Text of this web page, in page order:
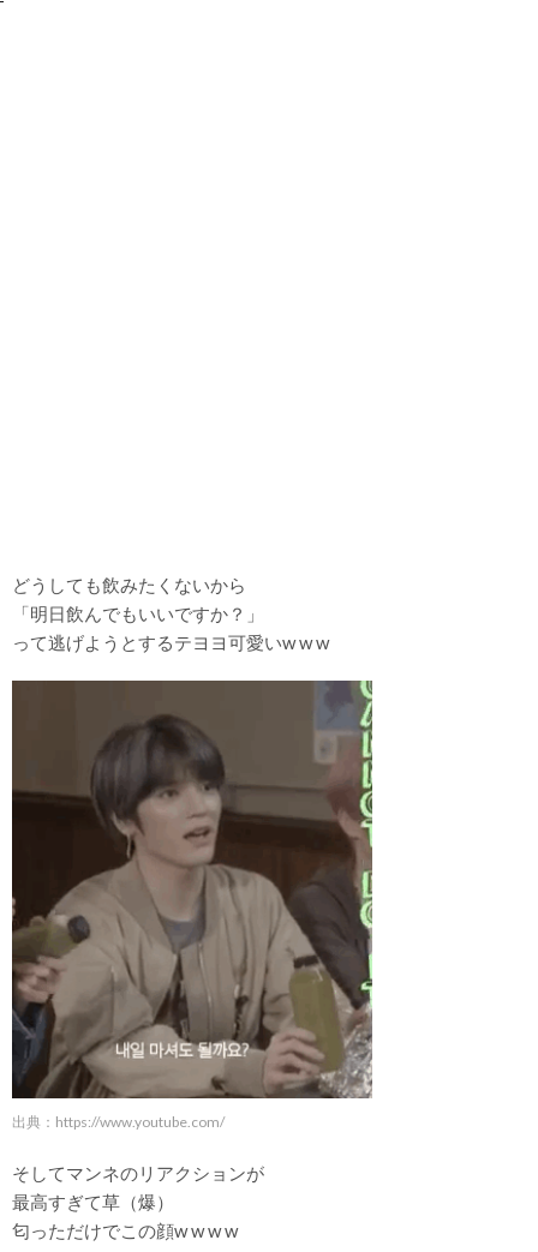
どうしても飲みたくないから
「明日飲んでもいいですか？」
って逃げようとするテヨヨ可愛いw w w
出典：https://www.youtube.com/
そしてマンネのリアクションが
最高すぎて草（爆）
匂っただけでこの顔w w w w